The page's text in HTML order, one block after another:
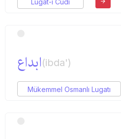
Lugat-ı Cudi
ابداع(ibda')
Mükemmel Osmanlı Lugatı